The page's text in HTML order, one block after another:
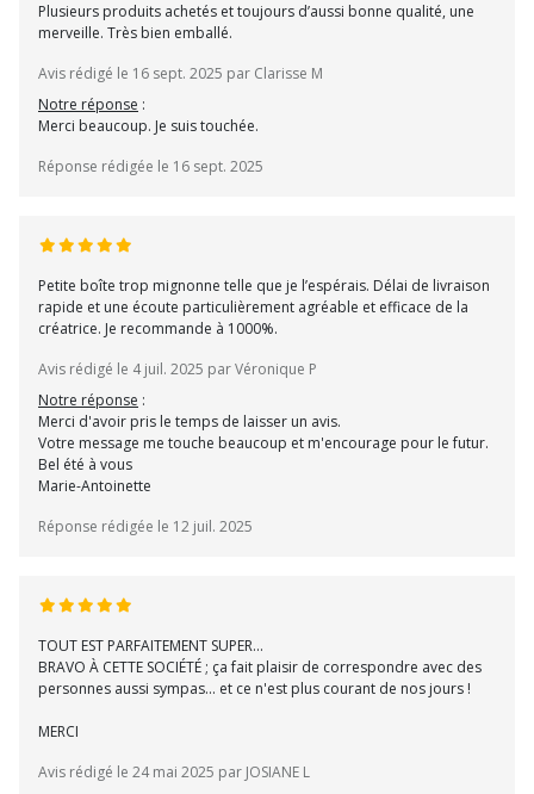
Plusieurs produits achetés et toujours d’aussi bonne qualité, une
merveille. Très bien emballé.
Avis rédigé le 16 sept. 2025 par Clarisse M
Notre réponse :
Merci beaucoup. Je suis touchée.
Réponse rédigée le 16 sept. 2025
Petite boîte trop mignonne telle que je l’espérais. Délai de livraison
rapide et une écoute particulièrement agréable et efficace de la
créatrice. Je recommande à 1000%.
Avis rédigé le 4 juil. 2025 par Véronique P
Notre réponse :
Merci d'avoir pris le temps de laisser un avis.
Votre message me touche beaucoup et m'encourage pour le futur.
Bel été à vous
Marie-Antoinette
Réponse rédigée le 12 juil. 2025
TOUT EST PARFAITEMENT SUPER...
BRAVO À CETTE SOCIÉTÉ ; ça fait plaisir de correspondre avec des
personnes aussi sympas... et ce n'est plus courant de nos jours !
MERCI
Avis rédigé le 24 mai 2025 par JOSIANE L